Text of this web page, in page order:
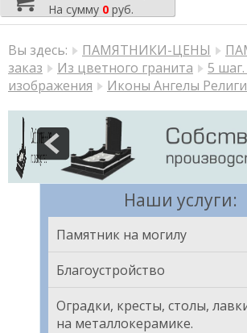
На сумму 0 руб.
Вы здесь: ПАМЯТНИКИ-ЦЕНЫ
заказ
Из цветного гранита
5
изображения
Иконы Ангелы
Наши услуги:
Памятник на могилу
Благоустройство
Оградки, кресты, столы,
на металлокерамике.